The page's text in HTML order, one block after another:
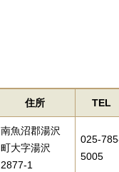
住所 TEL
南魚沼郡湯沢
町大字湯沢
2877-1
025-
5005